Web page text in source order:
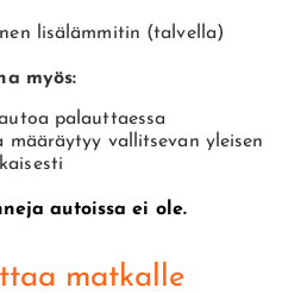
lisälämmitin (talvella)
myös:
palauttaessa
määräytyy vallitsevan yleisen
autoissa ei ole.
matkalle